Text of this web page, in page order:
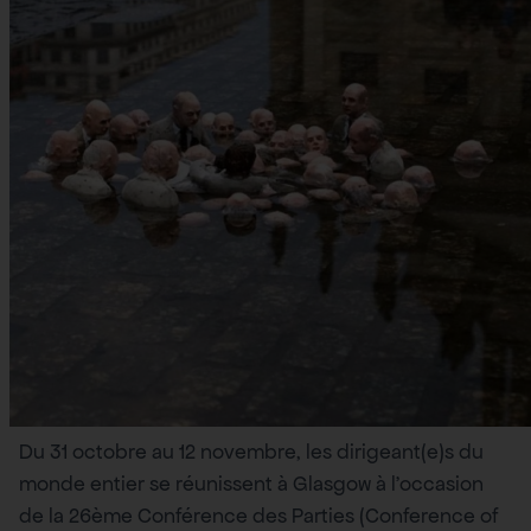
Du 31 octobre au 12 novembre, les dirigeant(e)s du
monde entier se réunissent à Glasgow à l’occasion
de la 26ème Conférence des Parties (Conference of